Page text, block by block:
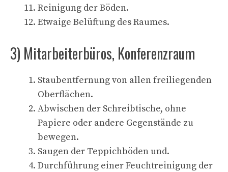
Reinigung der Böden.
Etwaige Belüftung des Raumes.
3) Mitarbeiterbüros, Konferenzraum
Staubentfernung von allen freiliegenden
Oberflächen.
Abwischen der Schreibtische, ohne
Papiere oder andere Gegenstände zu
bewegen.
Saugen der Teppichböden und.
Durchführung einer Feuchtreinigung der